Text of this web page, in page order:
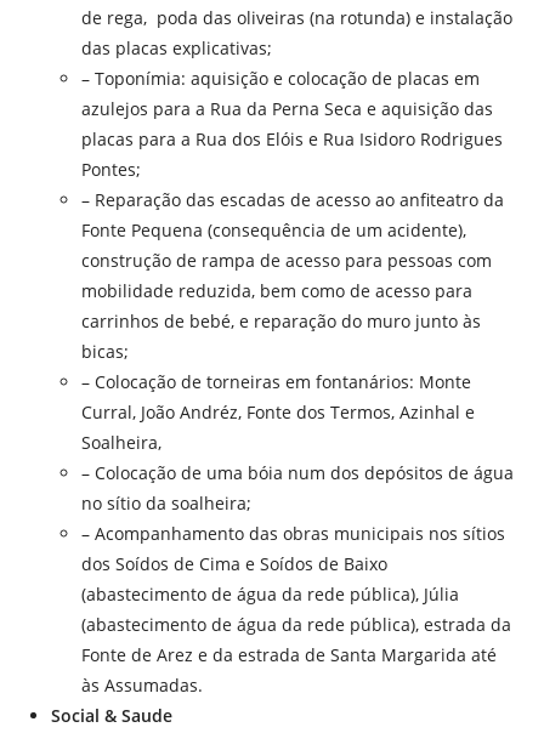
de rega, poda das oliveiras (na rotunda) e instalação
das placas explicativas;
– Toponímia: aquisição e colocação de placas em
azulejos para a Rua da Perna Seca e aquisição das
placas para a Rua dos Elóis e Rua Isidoro Rodrigues
Pontes;
– Reparação das escadas de acesso ao anfiteatro da
Fonte Pequena (consequência de um acidente),
construção de rampa de acesso para pessoas com
mobilidade reduzida, bem como de acesso para
carrinhos de bebé, e reparação do muro junto às
bicas;
– Colocação de torneiras em fontanários: Monte
Curral, João Andréz, Fonte dos Termos, Azinhal e
Soalheira,
– Colocação de uma bóia num dos depósitos de água
no sítio da soalheira;
– Acompanhamento das obras municipais nos sítios
dos Soídos de Cima e Soídos de Baixo
(abastecimento de água da rede pública), Júlia
(abastecimento de água da rede pública), estrada da
Fonte de Arez e da estrada de Santa Margarida até
às Assumadas.
Social & Saude